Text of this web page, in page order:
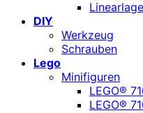
DIY
Werkzeug
Schrauben
Lego
Minifiguren
LEGO®
LEGO®